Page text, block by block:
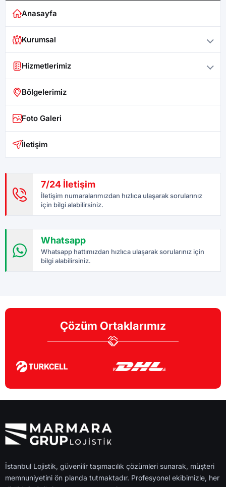
Anasayfa
Kurumsal
Hizmetlerimiz
Bölgelerimiz
Foto Galeri
İletişim
7/24 İletişim
İletişim numaralarımızdan hızlıca ulaşarak sorularınız
için bilgi alabilirsiniz.
Whatsapp
Whatsapp hattımızdan hızlıca ulaşarak sorularınız için
bilgi alabilirsiniz.
Çözüm Ortaklarımız
İstanbul Lojistik, güvenilir taşımacılık çözümleri sunarak, müşteri
memnuniyetini ön planda tutmaktadır. Profesyonel ekibimizle, her